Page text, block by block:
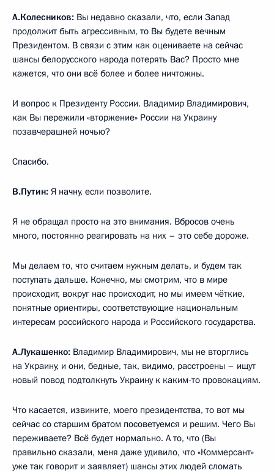
А.Колесников: Вы недавно сказали, что, если Запад
продолжит быть агрессивным, то Вы будете вечным
Президентом. В связи с этим как оцениваете на сейчас
шансы белорусского народа потерять Вас? Просто мне
кажется, что они всё более и более ничтожны.
И вопрос к Президенту России. Владимир Владимирович,
как Вы пережили «вторжение» России на Украину
позавчерашней ночью?
Спасибо.
В.Путин: Я начну, если позволите.
Я не обращал просто на это внимания. Вбросов очень
много, постоянно реагировать на них – это себе дороже.
Мы делаем то, что считаем нужным делать, и будем так
поступать дальше. Конечно, мы смотрим, что в мире
происходит, вокруг нас происходит, но мы имеем чёткие,
понятные ориентиры, соответствующие национальным
интересам российского народа и Российского государства.
А.Лукашенко: Владимир Владимирович, мы не вторглись
на Украину, и они, бедные, так, видимо, расстроены – ищут
новый повод подтолкнуть Украину к каким-то провокациям.
Что касается, извините, моего президентства, то вот мы
сейчас со старшим братом посоветуемся и решим. Чего Вы
переживаете? Всё будет нормально. А то, что (Вы
правильно сказали, меня даже удивило, что «Коммерсант»
уже так говорит и заявляет) шансы этих людей сломать